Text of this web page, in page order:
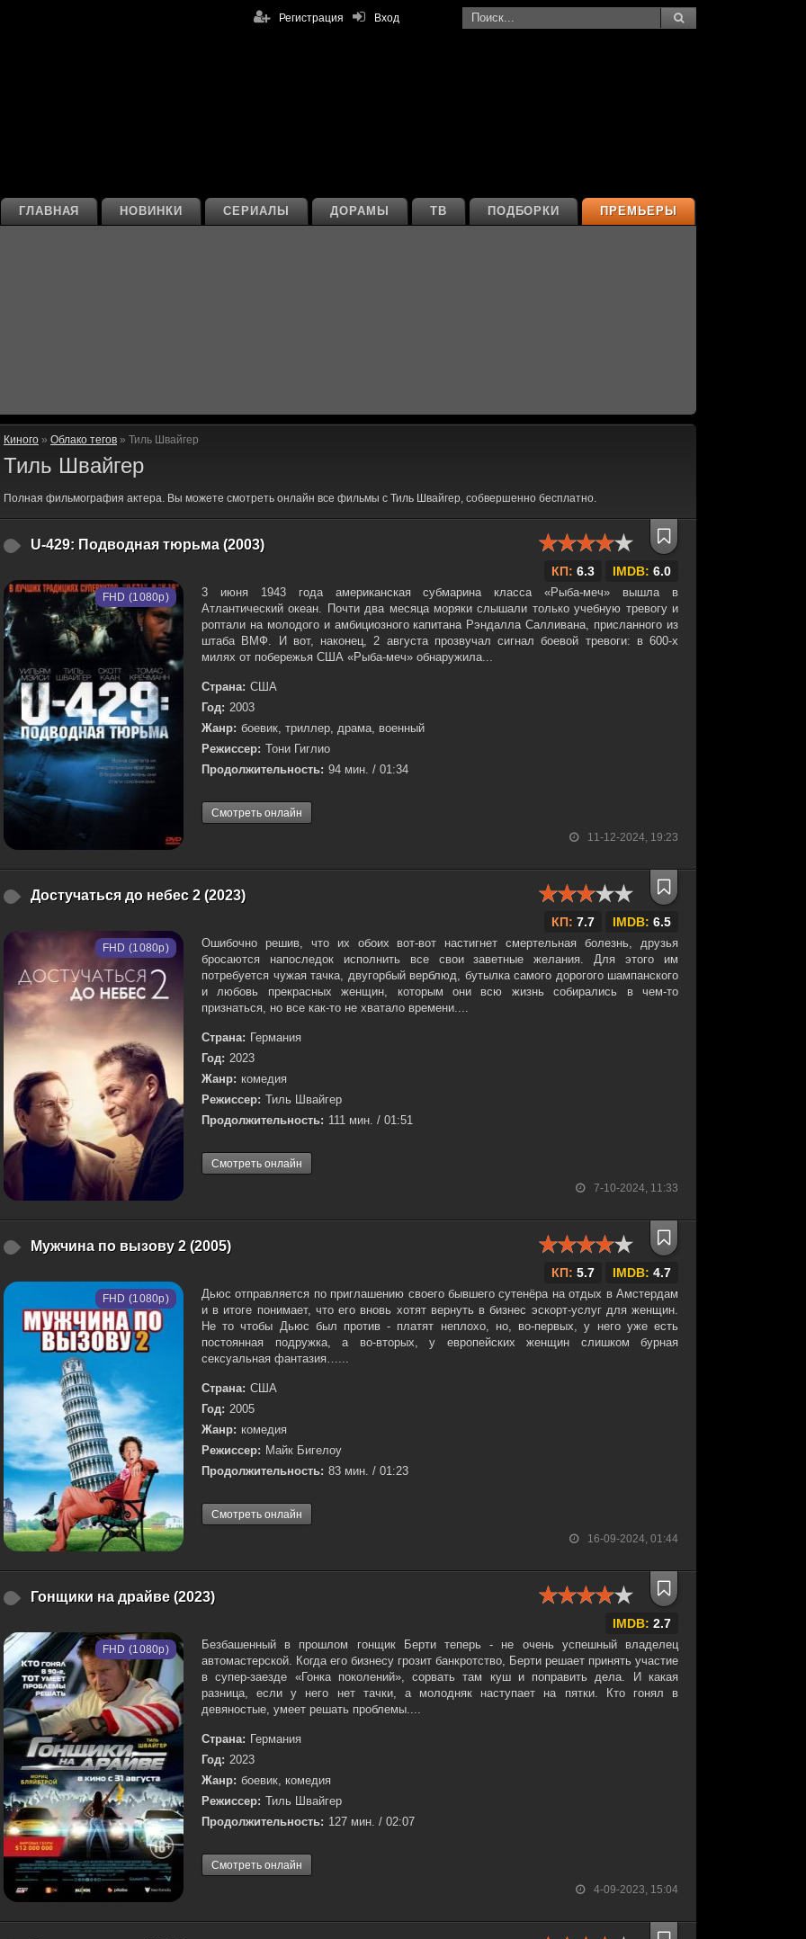
Вход
Регистрация
ПРЕМЬЕРЫ
ПОДБОРКИ
ТВ
ДОРАМЫ
СЕРИАЛЫ
НОВИНКИ
ГЛАВНАЯ
Киного » Облако тегов » Тиль Швайгер
Тиль Швайгер
Полная фильмография актера. Вы можете смотреть онлайн все фильмы с Тиль Швайгер, собвершенно бесплатно.
U-429: Подводная тюрьма (2003)
КП: 6.3 IMDB: 6.0
11-12-2024, 19:23
FHD (1080p)
3 июня 1943 года американская субмарина класса «Рыба-меч» вышла в
Атлантический океан. Почти два месяца моряки слышали только учебную тревогу и
роптали на молодого и амбициозного капитана Рэндалла Салливана, присланного из
штаба ВМФ. И вот, наконец, 2 августа прозвучал сигнал боевой тревоги: в 600-х
милях от побережья США «Рыба-меч» обнаружила...
Страна: США
Год: 2003
Жанр: боевик, триллер, драма, военный
Режиссер: Тони Гиглио
Продолжительность: 94 мин. / 01:34
Смотреть онлайн
Достучаться до небес 2 (2023)
КП: 7.7 IMDB: 6.5
7-10-2024, 11:33
FHD (1080p)
Ошибочно решив, что их обоих вот-вот настигнет смертельная болезнь, друзья
бросаются напоследок исполнить все свои заветные желания. Для этого им
потребуется чужая тачка, двугорбый верблюд, бутылка самого дорогого шампанского
и любовь прекрасных женщин, которым они всю жизнь собирались в чем-то
признаться, но все как-то не хватало времени....
Страна: Германия
Год: 2023
Жанр: комедия
Режиссер: Тиль Швайгер
Продолжительность: 111 мин. / 01:51
Смотреть онлайн
Мужчина по вызову 2 (2005)
КП: 5.7 IMDB: 4.7
16-09-2024, 01:44
FHD (1080p)
Дьюс отправляется по приглашению своего бывшего сутенёра на отдых в Амстердам
и в итоге понимает, что его вновь хотят вернуть в бизнес эскорт-услуг для женщин.
Не то чтобы Дьюс был против - платят неплохо, но, во-первых, у него уже есть
постоянная подружка, а во-вторых, у европейских женщин слишком бурная
сексуальная фантазия…...
Страна: США
Год: 2005
Жанр: комедия
Режиссер: Майк Бигелоу
Продолжительность: 83 мин. / 01:23
Смотреть онлайн
Гонщики на драйве (2023)
IMDB: 2.7
4-09-2023, 15:04
FHD (1080p)
Безбашенный в прошлом гонщик Берти теперь - не очень успешный владелец
автомастерской. Когда его бизнесу грозит банкротство, Берти решает принять участие
в супер-заезде «Гонка поколений», сорвать там куш и поправить дела. И какая
разница, если у него нет тачки, а молодняк наступает на пятки. Кто гонял в
девяностые, умеет решать проблемы....
Страна: Германия
Год: 2023
Жанр: боевик, комедия
Режиссер: Тиль Швайгер
Продолжительность: 127 мин. / 02:07
Смотреть онлайн